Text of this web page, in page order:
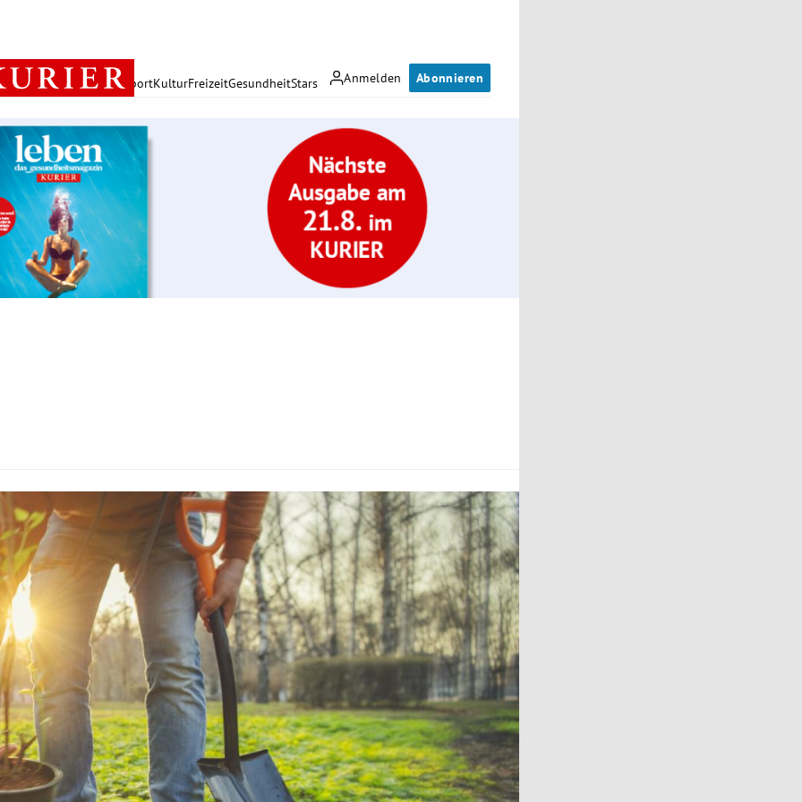
Anmelden Abonnieren
PolitikWirtschaft SportKulturFreizeitGesundheitStars